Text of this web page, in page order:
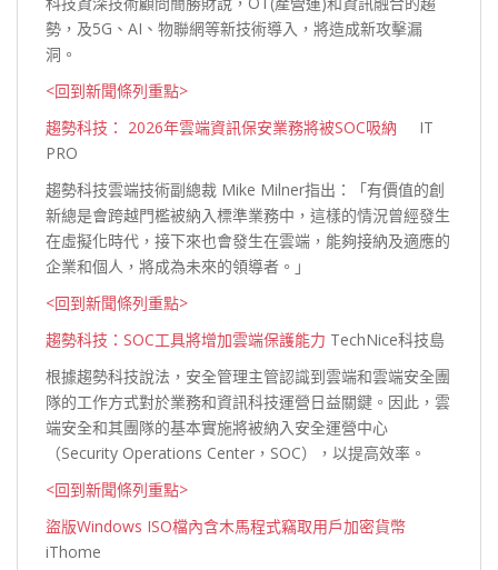
勢，及5G、AI、物聯網等新技術導入，將造成新攻擊漏
洞。
<回到新聞條列重點>
趨勢科技： 2026年雲端資訊保安業務將被SOC吸納 IT
PRO
趨勢科技雲端技術副總裁 Mike Milner指出：「有價值的創
新總是會跨越門檻被納入標準業務中，這樣的情況曾經發生
在虛擬化時代，接下來也會發生在雲端，能夠接納及適應的
企業和個人，將成為未來的領導者 。」
<回到新聞條列重點>
趨勢科技：SOC工具將增加雲端保護能力 TechNice科技島
根據趨勢科技說法，安全管理主管認識到雲端和雲端安全團
隊的工作方式對於業務和資訊科技運營日益關鍵。因此，雲
端安全和其團隊的基本實施將被納入安全運營中心
（Security Operations Center，SOC），以提高效率。
<回到新聞條列重點>
盜版Windows ISO檔內含木馬程式竊取用戶加密貨幣
iThome